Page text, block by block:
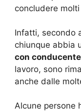
concludere
Infatti, secondo
chiunque abbia
con
lavoro, sono
anche dalle
Alcune persone